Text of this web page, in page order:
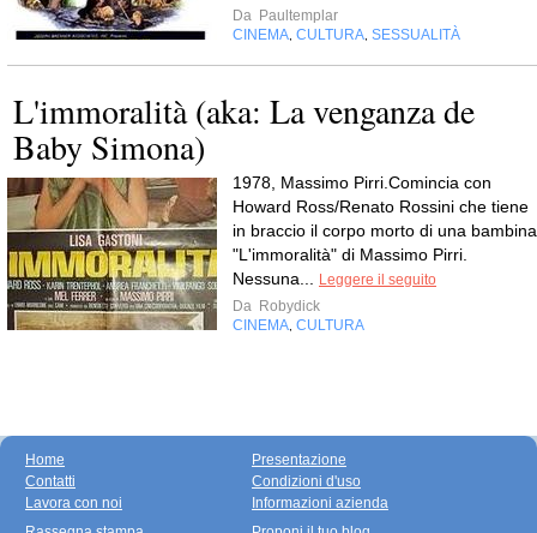
Da Paultemplar
CINEMA, CULTURA, SESSUALITÀ
L'immoralità (aka: La venganza de
Baby Simona)
1978, Massimo Pirri.Comincia con
Howard Ross/Renato Rossini che tiene
in braccio il corpo morto di una
"L'immoralità" di Massimo Pirri.
Nessuna... Leggere il seguito
Da Robydick
CINEMA, CULTURA
Home
Contatti
Lavora con noi
Presentazione
Condizioni d'uso
Informazioni azienda